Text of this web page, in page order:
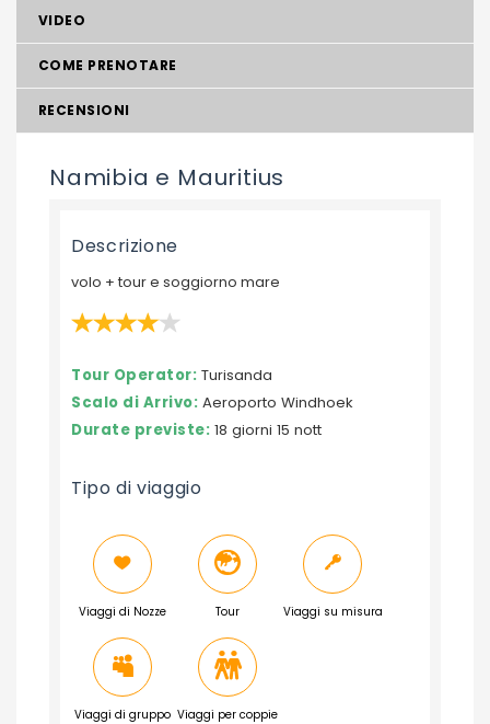
VIDEO
COME PRENOTARE
RECENSIONI
Namibia e Mauritius
Descrizione
volo + tour e soggiorno mare
Tour Operator: Turisanda
Scalo di Arrivo: Aeroporto Windhoek
Durate previste: 18 giorni 15 nott
Tipo di viaggio
Viaggi di Nozze Tour Viaggi su misura
Viaggi di gruppo Viaggi per coppie